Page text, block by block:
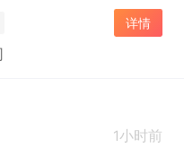
详情
1小时前